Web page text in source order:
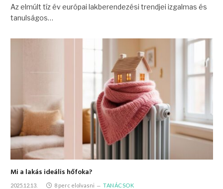
Az elmúlt tíz év európai lakberendezési trendjei izgalmas és
tanulságos…
Mi a lakás ideális hőfoka?
2025.12.13. 8 perc elolvasni TANÁCSOK